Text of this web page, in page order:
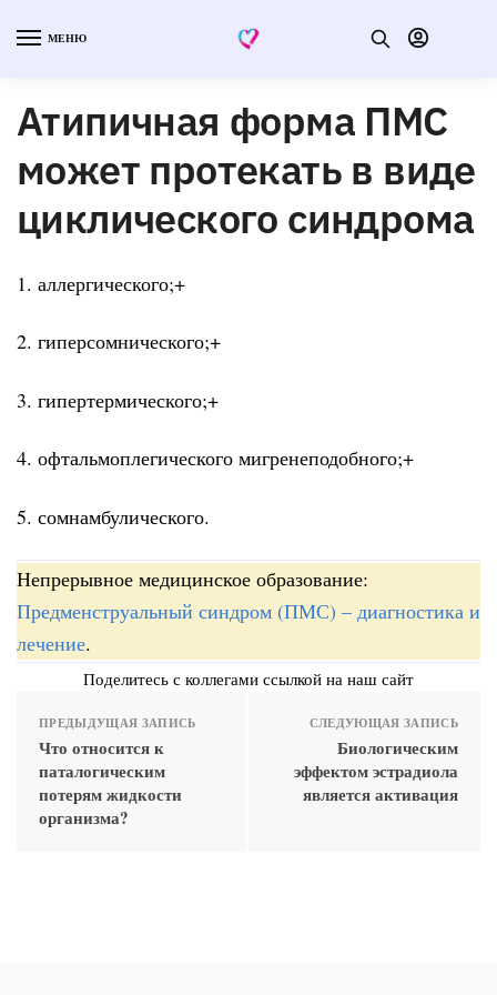
МЕНЮ
Атипичная форма ПМС
может протекать в виде
циклического синдрома
1. аллергического;+
2. гиперсомнического;+
3. гипертермического;+
4. офтальмоплегического мигренеподобного;+
5. сомнамбулического.
Непрерывное медицинское образование:
Предменструальный синдром (ПМС) – диагностика и
лечение.
Поделитесь с коллегами ссылкой на наш сайт
ПРЕДЫДУЩАЯ ЗАПИСЬ
Что относится к
паталогическим
потерям жидкости
организма?
СЛЕДУЮЩАЯ ЗАПИСЬ
Биологическим
эффектом эстрадиола
является активация